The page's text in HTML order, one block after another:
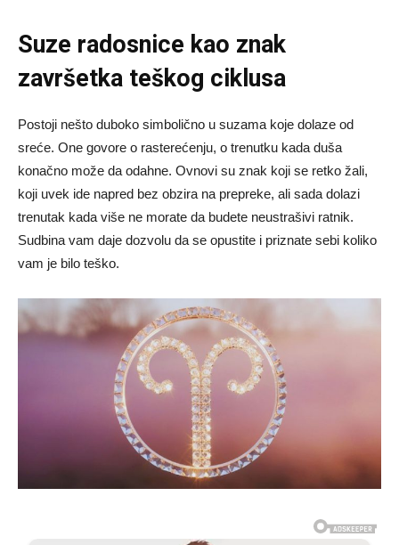
Suze radosnice kao znak
završetka teškog ciklusa
Postoji nešto duboko simbolično u suzama koje dolaze od
sreće. One govore o rasterećenju, o trenutku kada duša
konačno može da odahne. Ovnovi su znak koji se retko žali,
koji uvek ide napred bez obzira na prepreke, ali sada dolazi
trenutak kada više ne morate da budete neustrašivi ratnik.
Sudbina vam daje dozvolu da se opustite i priznate sebi koliko
vam je bilo teško.